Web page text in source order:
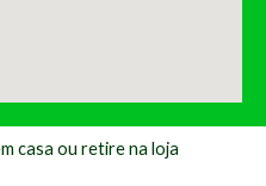
casa ou retire na loja